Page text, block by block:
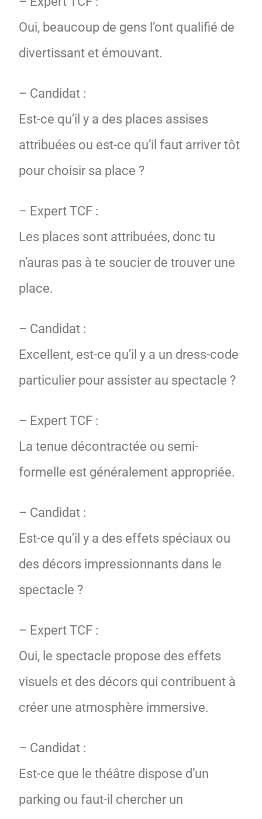
Oui, beaucoup de gens l’ont qualifié de
divertissant et émouvant.
– Candidat :
Est-ce qu’il y a des places assises
attribuées ou est-ce qu’il faut arriver tôt
pour choisir sa place ?
– Expert TCF :
Les places sont attribuées, donc tu
n’auras pas à te soucier de trouver une
place.
– Candidat :
Excellent, est-ce qu’il y a un dress-code
particulier pour assister au spectacle ?
– Expert TCF :
La tenue décontractée ou semi-
formelle est généralement appropriée.
– Candidat :
Est-ce qu’il y a des effets spéciaux ou
des décors impressionnants dans le
spectacle ?
– Expert TCF :
Oui, le spectacle propose des effets
visuels et des décors qui contribuent à
créer une atmosphère immersive.
– Candidat :
Est-ce que le théâtre dispose d’un
parking ou faut-il chercher un